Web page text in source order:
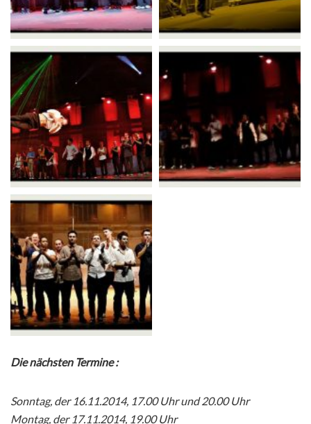
Die nächsten Termine :
Sonntag, der 16.11.2014, 17.00 Uhr und 20.00 Uhr
Montag, der 17.11.2014, 19.00 Uhr